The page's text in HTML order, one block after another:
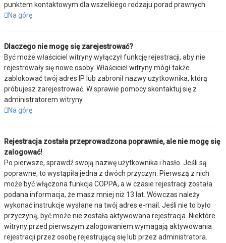
punktem kontaktowym dla wszelkiego rodzaju porad prawnych.
Na górę
Dlaczego nie mogę się zarejestrować?
Być może właściciel witryny wyłączył funkcję rejestracji, aby nie
rejestrowały się nowe osoby. Właściciel witryny mógł także
zablokować twój adres IP lub zabronił nazwy użytkownika, którą
próbujesz zarejestrować. W sprawie pomocy skontaktuj się z
administratorem witryny.
Na górę
Rejestracja została przeprowadzona poprawnie, ale nie mogę się
zalogować!
Po pierwsze, sprawdź swoją nazwę użytkownika i hasło. Jeśli są
poprawne, to wystąpiła jedna z dwóch przyczyn. Pierwszą z nich
może być włączona funkcja COPPA, a w czasie rejestracji została
podana informacja, że masz mniej niż 13 lat. Wówczas należy
wykonać instrukcje wysłane na twój adres e-mail. Jeśli nie to było
przyczyną, być może nie została aktywowana rejestracja. Niektóre
witryny przed pierwszym zalogowaniem wymagają aktywowania
rejestracji przez osobę rejestrującą się lub przez administratora.